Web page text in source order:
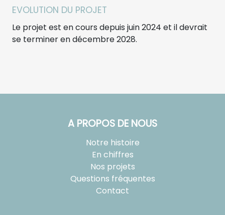
EVOLUTION DU PROJET
Le projet est en cours depuis juin 2024 et il devrait
se terminer en décembre 2028.
A PROPOS DE NOUS
Notre histoire
En chiffres
Nos projets
Questions fréquentes
Contact